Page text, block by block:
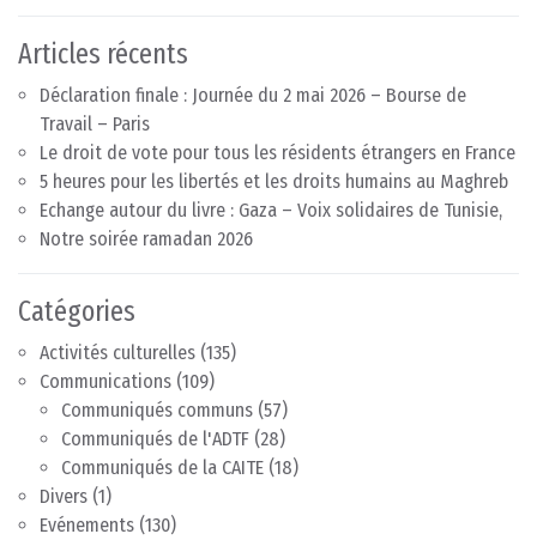
Articles récents
Déclaration finale : Journée du 2 mai 2026 – Bourse de
Travail – Paris
Le droit de vote pour tous les résidents étrangers en France
5 heures pour les libertés et les droits humains au Maghreb
Echange autour du livre : Gaza – Voix solidaires de Tunisie,
Notre soirée ramadan 2026
Catégories
Activités culturelles (135)
Communications (109)
Communiqués communs (57)
Communiqués de l'ADTF (28)
Communiqués de la CAITE (18)
Divers (1)
Evénements (130)